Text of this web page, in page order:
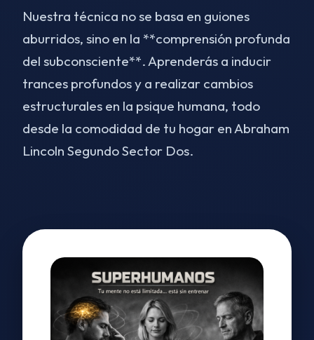
Nuestra técnica no se basa en guiones
aburridos, sino en la **comprensión profunda
del subconsciente**. Aprenderás a inducir
trances profundos y a realizar cambios
estructurales en la psique humana, todo
desde la comodidad de tu hogar en Abraham
Lincoln Segundo Sector Dos.